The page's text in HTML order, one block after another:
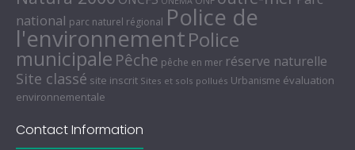
national parc naturel régional Police de
l'environnementPolice
municipale Pêche pêche en mer réserve naturelle
Site classé site inscrit Sites et sols pollués Urbanisme évaluation
environnementale
Contact Information